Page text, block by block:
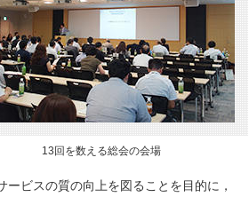
13回を数える総会の会場
ビスの質の向上を図ることを目的に，